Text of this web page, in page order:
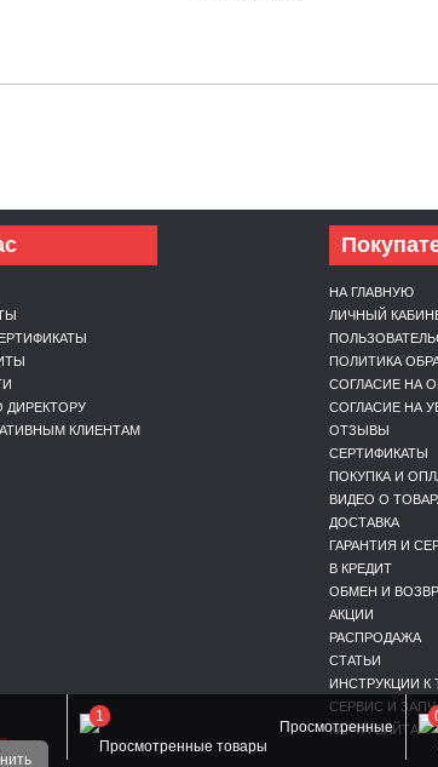
ДИРЕКТОРУ
КЛИЕНТАМ
НА ГЛАВНУЮ
ЛИЧНЫЙ
ПОЛИТИКА
СОГЛАСИЕ НА
СОГЛАСИЕ НА
ОТЗЫВЫ
СЕРТИФИКАТЫ
ПОКУПКА И
ВИДЕО О
ДОСТАВКА
ГАРАНТИЯ И
В КРЕДИТ
ОБМЕН И
АКЦИИ
РАСПРОДАЖА
СТАТЬИ
ИНСТРУКЦИИ К
СЕРВИС И
КАРТА САЙТА
Просмотренные
1